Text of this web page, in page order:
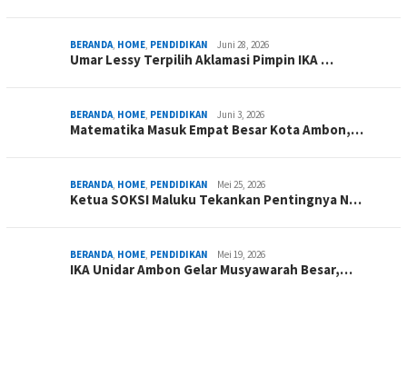
BERANDA, HOME, PENDIDIKAN Juni 28, 2026
Umar Lessy Terpilih Aklamasi Pimpin IKA …
BERANDA, HOME, PENDIDIKAN Juni 3, 2026
Matematika Masuk Empat Besar Kota Ambon,…
BERANDA, HOME, PENDIDIKAN Mei 25, 2026
Ketua SOKSI Maluku Tekankan Pentingnya N…
BERANDA, HOME, PENDIDIKAN Mei 19, 2026
IKA Unidar Ambon Gelar Musyawarah Besar,…